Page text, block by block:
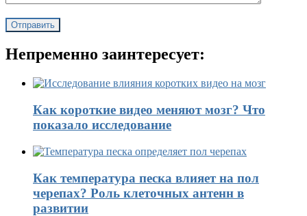
Непременно заинтересует:
Как короткие видео меняют мозг? Что
показало исследование
Как температура песка влияет на пол
черепах? Роль клеточных антенн в
развитии